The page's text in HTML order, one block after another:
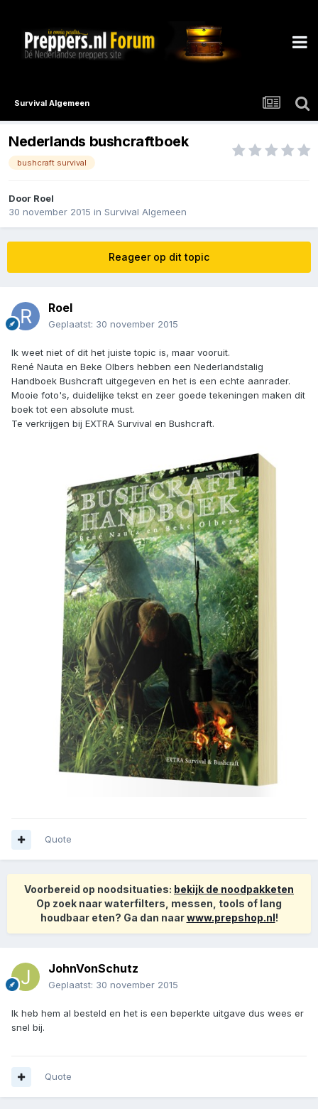
Survival Algemeen
Nederlands bushcraftboek
bushcraft survival
Door Roel
30 november 2015 in Survival Algemeen
Reageer op dit topic
Roel
Geplaatst: 30 november 2015
Ik weet niet of dit het juiste topic is, maar vooruit.
René Nauta en Beke Olbers hebben een Nederlandstalig
Handboek Bushcraft uitgegeven en het is een echte aanrader.
Mooie foto's, duidelijke tekst en zeer goede tekeningen maken dit
boek tot een absolute must.
Te verkrijgen bij EXTRA Survival en Bushcraft.
Quote
Voorbereid op noodsituaties: bekijk de noodpakketen
Op zoek naar waterfilters, messen, tools of lang
houdbaar eten? Ga dan naarwww.prepshop.nl!
JohnVonSchutz
Geplaatst: 30 november 2015
Ik heb hem al besteld en het is een beperkte uitgave dus wees er
snel bij.
Quote